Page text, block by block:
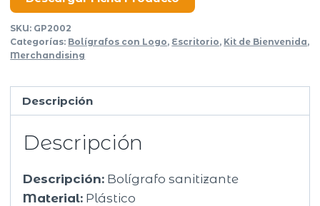
SKU: GP2002
Categorías: Bolígrafos con Logo, Escritorio, Kit de Bienvenida,
Merchandising
Descripción
Descripción
Descripción: Bolígrafo sanitizante
Material: Plástico